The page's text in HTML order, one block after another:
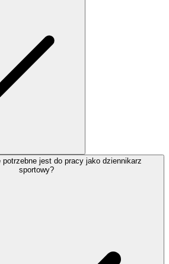
potrzebne jest do pracy jako dziennikarz
sportowy?